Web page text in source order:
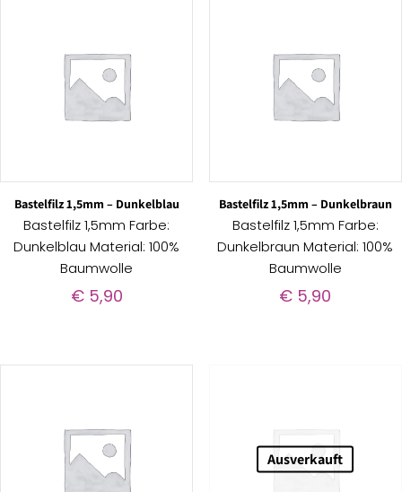
Bastelfilz 1,5mm – Dunkelblau
Bastelfilz 1,5mm Farbe:
Dunkelblau Material: 100%
Baumwolle
€5,90
Bastelfilz 1,5mm – Dunkelbraun
Bastelfilz 1,5mm Farbe:
Dunkelbraun Material: 100%
Baumwolle
€ 5,90
Ausverkauft